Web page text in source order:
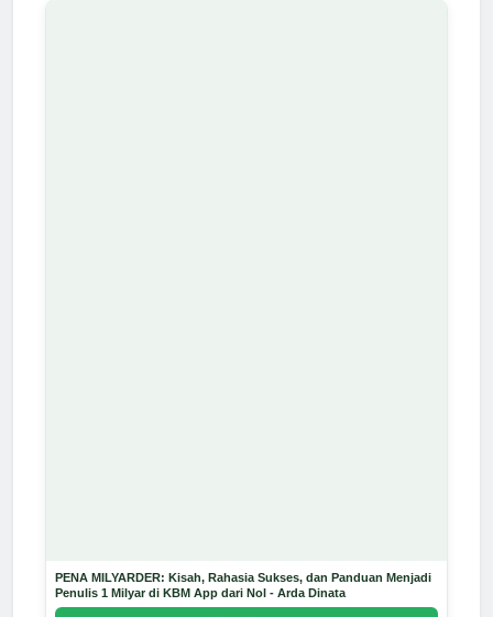
PENA MILYARDER: Kisah, Rahasia Sukses, dan Panduan Menjadi
Penulis 1 Milyar di KBM App dari Nol - Arda Dinata